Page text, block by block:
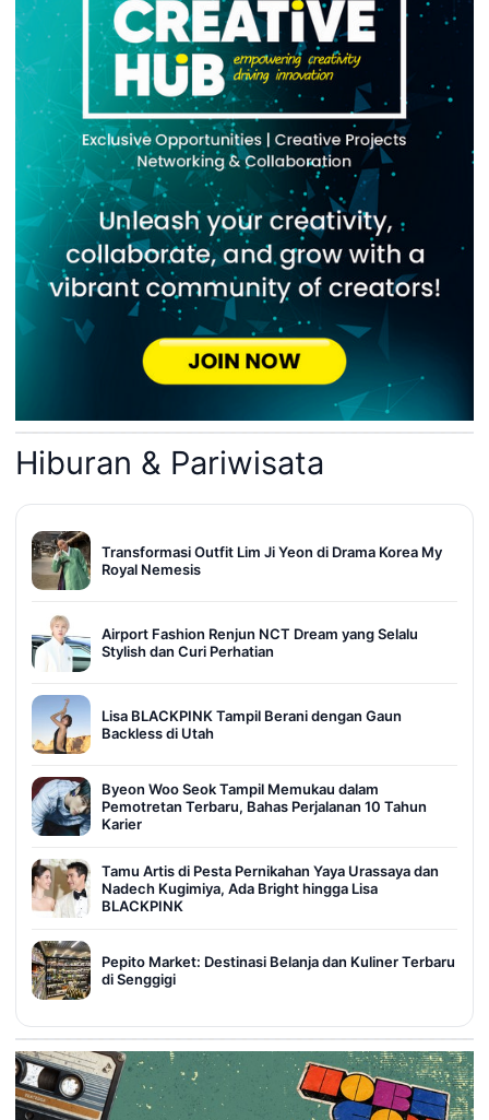
Hiburan & Pariwisata
Transformasi Outfit Lim Ji Yeon di Drama Korea My
Royal Nemesis
Airport Fashion Renjun NCT Dream yang Selalu
Stylish dan Curi Perhatian
Lisa BLACKPINK Tampil Berani dengan Gaun
Backless di Utah
Byeon Woo Seok Tampil Memukau dalam
Pemotretan Terbaru, Bahas Perjalanan 10 Tahun
Karier
Tamu Artis di Pesta Pernikahan Yaya Urassaya dan
Nadech Kugimiya, Ada Bright hingga Lisa
BLACKPINK
Pepito Market: Destinasi Belanja dan Kuliner Terbaru
di Senggigi